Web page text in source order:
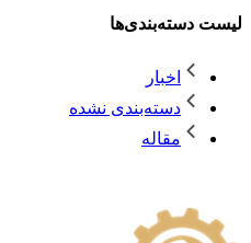
لیست دسته‌بندی‌ها
اخبار
دسته‌بندی نشده
مقاله